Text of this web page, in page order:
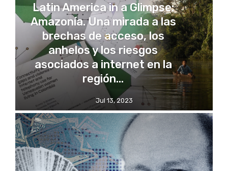
Latin America in a Glimpse:
Amazonía. Una mirada a las
brechas de acceso, los
anhelos y los riesgos
asociados a internet en la
región...
Jul 13, 2023